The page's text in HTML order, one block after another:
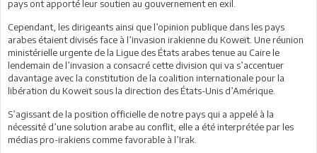
pays ont apporté leur soutien au gouvernement en exil.
Cependant, les dirigeants ainsi que l’opinion publique dans les pays
arabes étaient divisés face à l’invasion irakienne du Koweït. Une réunion
ministérielle urgente de la Ligue des États arabes tenue au Caire le
lendemain de l’invasion a consacré cette division qui va s’accentuer
davantage avec la constitution de la coalition internationale pour la
libération du Koweït sous la direction des États-Unis d’Amérique.
S’agissant de la position officielle de notre pays qui a appelé à la
nécessité d’une solution arabe au conflit, elle a été interprétée par les
médias pro-irakiens comme favorable à l’Irak.